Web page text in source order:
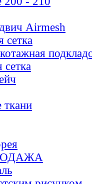
Airmesh
сетка
сетка
ткани